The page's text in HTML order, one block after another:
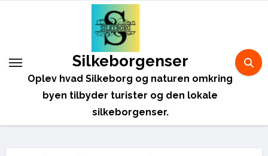
Silkeborgenser
Oplev hvad Silkeborg og naturen omkring
byen tilbyder turister og den lokale
silkeborgenser.